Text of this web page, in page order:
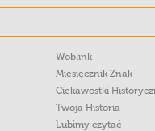
Woblink
Miesięcznik Znak
Ciekawostki
Twoja Historia
Lubimy czytać